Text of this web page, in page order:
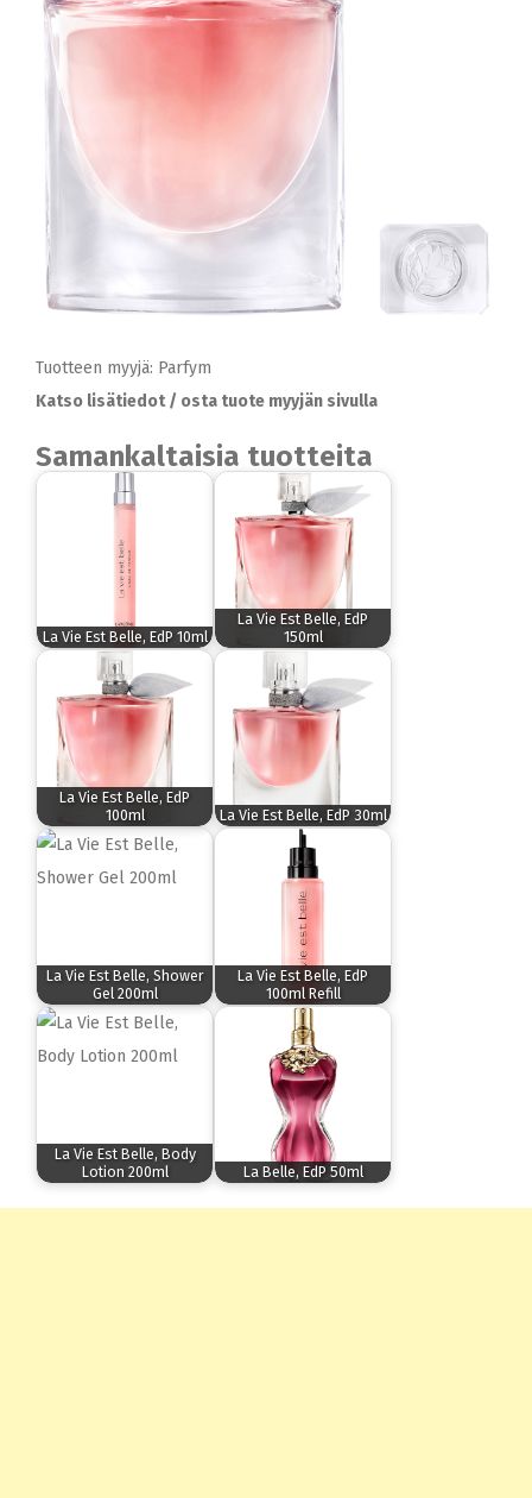
Tuotteen myyjä: Parfym
Katso lisätiedot / osta tuote myyjän sivulla
Samankaltaisia tuotteita
La Vie Est Belle, EdP 10ml
La Vie Est Belle, EdP
150ml
La Vie Est Belle, EdP
100ml
La Vie Est Belle, EdP 30ml
La Vie Est Belle, Shower
Gel 200ml
La Vie Est Belle, EdP
100ml Refill
La Vie Est Belle, Body
Lotion 200ml
La Belle, EdP 50ml